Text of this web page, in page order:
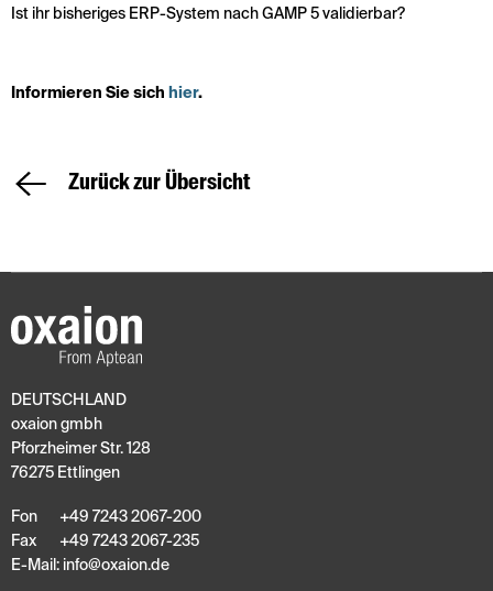
Ist ihr bisheriges ERP-System nach GAMP 5 validierbar?
Informieren Sie sich hier.
Zurück zur Übersicht
DEUTSCHLAND
oxaion gmbh
Pforzheimer Str. 128
76275 Ettlingen
Fon
+49 7243 2067-200
Fax
+49 7243 2067-235
E-Mail: info@oxaion.de